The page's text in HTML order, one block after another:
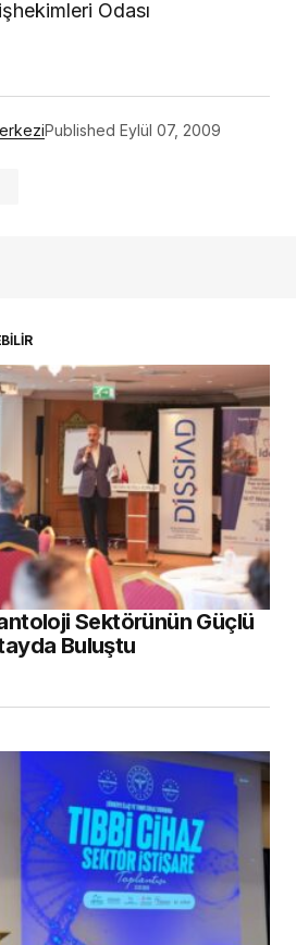
Odası
Published Eylül 07, 2009
Sektörünün Güçlü
Buluştu